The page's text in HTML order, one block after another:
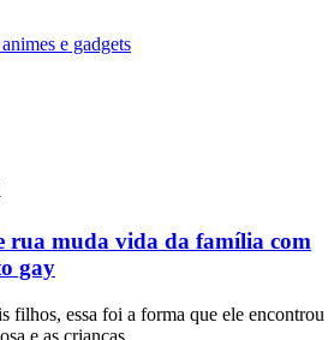
e gadgets
rua muda vida da família com
gay
filhos, essa foi a forma que ele encontrou
e as crianças